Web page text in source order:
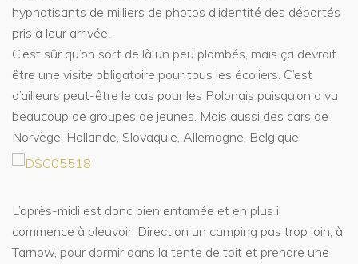
hypnotisants de milliers de photos d’identité des déportés
pris à leur arrivée.
C’est sûr qu’on sort de là un peu plombés, mais ça devrait
être une visite obligatoire pour tous les écoliers. C’est
d’ailleurs peut-être le cas pour les Polonais puisqu’on a vu
beaucoup de groupes de jeunes. Mais aussi des cars de
Norvège, Hollande, Slovaquie, Allemagne, Belgique.
L’après-midi est donc bien entamée et en plus il
commence à pleuvoir. Direction un camping pas trop loin, à
Tarnow, pour dormir dans la tente de toit et prendre une